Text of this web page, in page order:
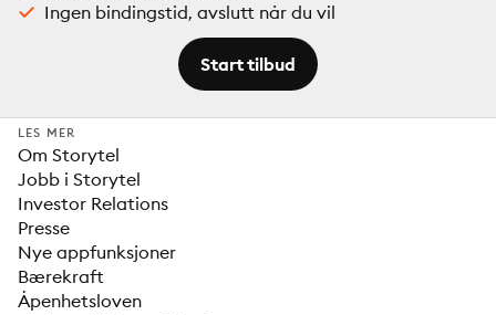
Ingen bindingstid, avslutt når du vil
Start tilbud
LES MER
Om Storytel
Jobb i Storytel
Investor Relations
Presse
Nye appfunksjoner
Bærekraft
Åpenhetsloven